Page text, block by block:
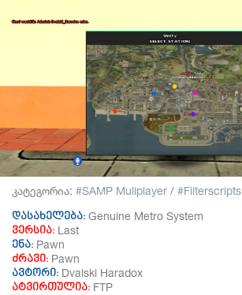
კატეგორია: SAMP Muliplayer /
Filterscripts
დასახელება: Genuine Metro System
ვერსია: Last
ენა: Pawn
ძრავი: Pawn
ავტორი: Dvalski Haradox
ატვირთულია: FTP